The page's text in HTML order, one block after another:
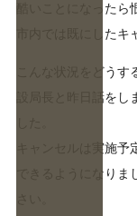
酷いことになったら
市内では既にしたキ
こんな状況をどう
設局長と昨日話を
キャンセルは実施
できるようになり